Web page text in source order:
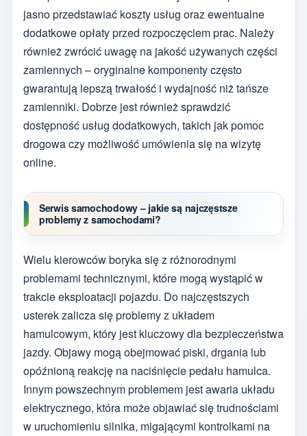
jasno przedstawiać koszty usług oraz ewentualne
dodatkowe opłaty przed rozpoczęciem prac. Należy
również zwrócić uwagę na jakość używanych części
zamiennych – oryginalne komponenty często
gwarantują lepszą trwałość i wydajność niż tańsze
zamienniki. Dobrze jest również sprawdzić
dostępność usług dodatkowych, takich jak pomoc
drogowa czy możliwość umówienia się na wizytę
online.
Serwis samochodowy – jakie są najczęstsze
problemy z samochodami?
Wielu kierowców boryka się z różnorodnymi
problemami technicznymi, które mogą wystąpić w
trakcie eksploatacji pojazdu. Do najczęstszych
usterek zalicza się problemy z układem
hamulcowym, który jest kluczowy dla bezpieczeństwa
jazdy. Objawy mogą obejmować piski, drgania lub
opóźnioną reakcję na naciśnięcie pedału hamulca.
Innym powszechnym problemem jest awaria układu
elektrycznego, która może objawiać się trudnościami
w uruchomieniu silnika, migającymi kontrolkami na